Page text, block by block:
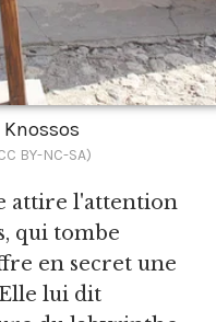
BY-NC-SA)
attire l'attention
qui tombe
en secret une
lui dit